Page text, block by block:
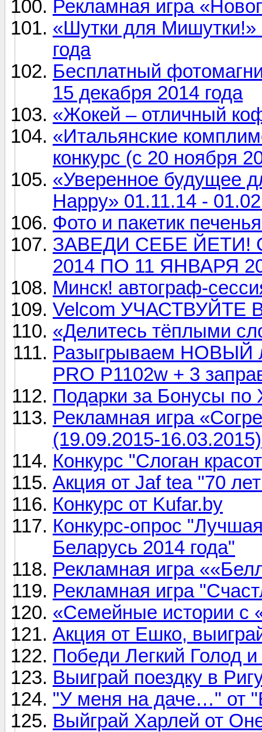
Рекламная игра
«Шутки для Мишутки!»
года
Бесплатный
15 декабря 2014 года
«Жокей – отличный
«Итальянские
конкурс (с 20 ноября
«Уверенное будущее
Happy» 01.11.14 -
Фото и пакетик
ЗАВЕДИ СЕБЕ ЙЕТИ!
2014 ПО 11 ЯНВАРЯ
Минск! автограф-
Velcom
«Делитесь тёплыми
Разыгрываем НОВЫЙ
PRO P1102w + 3
Подарки за Бонусы по
Рекламная игра
(19.09.2015-16.03.2015)
Конкурс "Слоган
Акция от Jaf tea "70
Конкурс от Kufar.by
Конкурс-опрос
Беларусь 2014 года"
Рекламная игра
Рекламная игра
«Семейные истории с
Акция от Ешко,
Победи Легкий Голод
Выиграй поездку в
"У меня на даче…" от
Выйграй Харлей от